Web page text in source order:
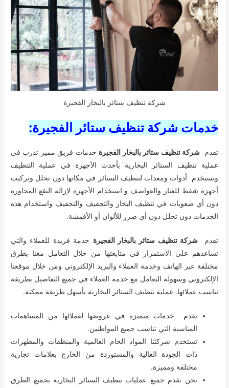
شركة تنظيف ستائر بالبخار الفجيرة
خدمات شركة تنظيف ستائر الفجيرة:
تقدم شركة تنظيف ستائر بالبخار الفجيرة خدمات فريق مميز تدرب في
عملية تنظيف الستائر البخارية بأحدث الأجهزة في عملية التنظيف
وتستخدم أدوات ومعدات لتنظيف الستائر في مكانها دون تحلل وتركيب
أجهزة شفط للغبار والعواصف و استخدام الأجهزة لإزالة البقع المجاورة
دون أي صعوبات في تنظيف البخار والتجفيف والتجفيف واستخدام هذه
الخدمات دون تحلل دون أي ضرر للألوان أو الأقمشة.
تقدم شركة تنظيف ستائر بالبخار الفجيرة خدمة فريدة للعملاء والتي
تساعدهم على الاستمرار في متابعتها من خلال التعامل معنا بطرق
مختلفة عبر الهاتف وخدمة العملاء والبريد الإلكتروني ومن خلال موقعنا
الإلكتروني وسهولة التعامل مع خدمة العملاء في جميع التفاصيل بطريقة
تناسب عملائها. عملية تنظيف الستائر البخارية بأسهل طريقة ممكنة.
تقدم خدمات متميزة في عروضها لعملائها من المساهمات
المناسبة التي تناسب جميع المواطنين.
تستخدم شركتنا المواد الخام العالمية والمنظفات والمطهرات
ذات الجودة العالية والمستوردة من الخارج بعلامات تجارية
مختلفة ومميزة.
نحن نقدم جميع عمليات تنظيف الستائر البخارية بجميع الطرق